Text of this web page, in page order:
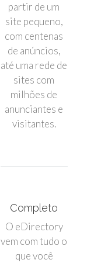
partir de um
site pequeno,
com centenas
de anúncios,
até uma rede de
sites com
milhões de
anunciantes e
visitantes.
Completo
O eDirectory
vem com tudo o
que você